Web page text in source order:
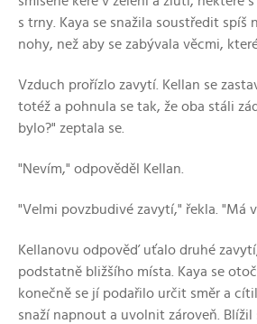
s trny. Kaya se snažila soustředit spíš
nohy, než aby se zabývala věcmi,
Vzduch prořízlo zavytí. Kellan se
totéž a pohnula se tak, že oba stáli
bylo?" zeptala se.
"Nevím," odpověděl Kellan.
"Velmi povzbudivé zavytí," řekla. "Má
Kellanovu odpověď uťalo druhé
podstatně bližšího místa. Kaya se
konečně se jí podařilo určit směr a
snaží napnout a uvolnit zároveň.